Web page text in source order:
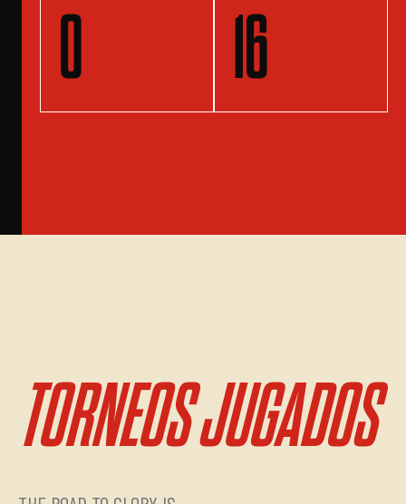
0 16
TORNEOS JUGADOS